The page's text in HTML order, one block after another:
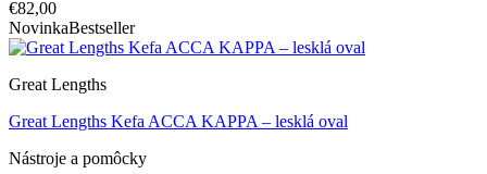
€82,00
NovinkaBestseller
Great Lengths
Great Lengths Kefa ACCA KAPPA – lesklá oval
Nástroje a pomôcky